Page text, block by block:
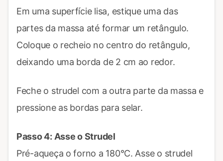
Em uma superfície lisa, estique uma das
partes da massa até formar um retângulo.
Coloque o recheio no centro do retângulo,
deixando uma borda de 2 cm ao redor.
Feche o strudel com a outra parte da massa e
pressione as bordas para selar.
Passo 4: Asse o Strudel
Pré-aqueça o forno a 180°C. Asse o strudel